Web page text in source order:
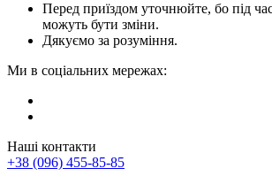
Перед приїздом уточнюйте, бо під
можуть бути зміни.
Дякуємо за розуміння.
Ми в соціальних мережах:
Наші контакти
+38 (096) 455-85-85